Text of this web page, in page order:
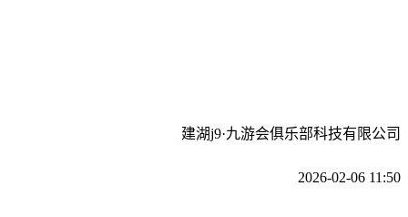
建湖j9·九游会俱乐部科技有限公司
2026-02-06 11:50